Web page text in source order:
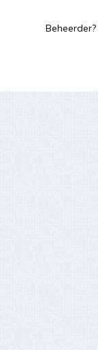
Beheerder?